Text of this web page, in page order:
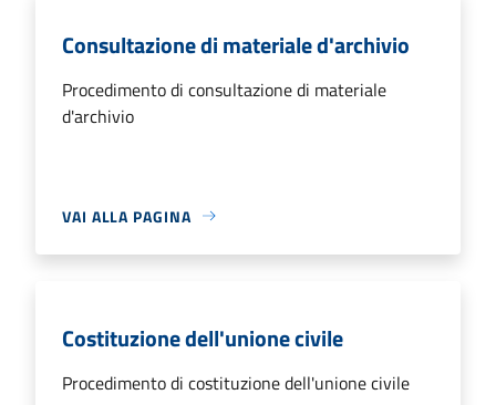
Consultazione di materiale d'archivio
Procedimento di consultazione di materiale
d'archivio
VAI ALLA PAGINA
Costituzione dell'unione civile
Procedimento di costituzione dell'unione civile